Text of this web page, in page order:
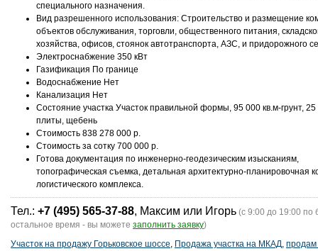
специального назначения.
Вид разрешенного использования: Строительство и размещение
объектов обслуживания, торговли, общественного питания,
хозяйства, офисов, стоянок автотранспорта, АЗС, и придорожного
Электроснабжение 350 кВт
Газификация По границе
Водоснабжение Нет
Канализация Нет
Состояние участка Участок правильной формы, 95 000 кв.м-грунт, 25
плиты, щебень
Стоимость 838 278 000 р.
Стоимость за сотку 700 000 р.
Готова документация по инженерно-геодезическим изысканиям,
топографическая съемка, детальная архитектурно-планировочная
логистического комплекса.
Тел.: +7 (495) 565-37-88, Максим или Игорь (с 9:00 до 19:00 по
остальное время - вы можете заполнить заявку)
Участок на продажу Горьковское шоссе, Продажа участка на МКАД, продам